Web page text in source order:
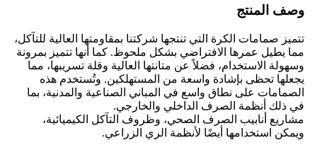
وصف المنتج
تتميز صمامات الكرة التي تنتجها شركتنا بمقاومتها العالية للتآكل،
مما يطيل عمرها الافتراضي بشكل ملحوظ. كما أنها تتميز بمرونة
وسهولة الاستخدام، فضلاً عن متانتها العالية وقلة تسريبها، مما
يجعلها تحظى بإشادة واسعة من المستهلكين. وتُستخدم هذه
الصمامات على نطاق واسع في المباني الصناعية والمدنية، بما
في ذلك أنظمة الصرف الداخلي والخارجي.
مشاريع أنابيب الصرف الصحي، وظروف التآكل الكيميائية،
ويمكن استخدامها أيضًا لأنظمة الري الزراعي.